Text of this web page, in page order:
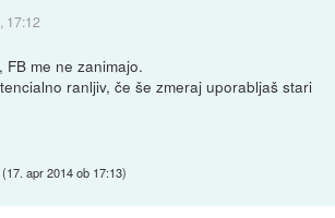
17:12
me ne zanimajo.
ranljiv, če še zmeraj uporabljaš stari
(17. apr 2014 ob 17:13)